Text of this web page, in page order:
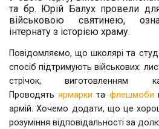
та бр. Юрій Балух провели
військовою святинею,
інтернату з історією храму.
Повідомляємо, що школярі та
спосіб підтримують військових:
стрічок,
Проводятьярмарки та флешмоби
армій. Хочемо додати, що це
розуміння відповідальності за